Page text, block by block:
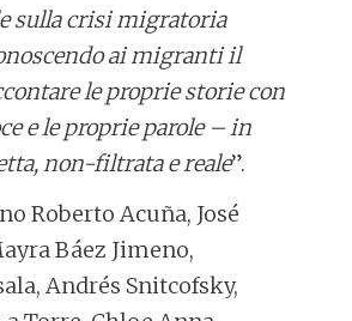
sulla crisi migratoria
ai migranti il
le proprie storie con
e le proprie parole – in
non-filtrata e reale”.
Roberto Acuña, José
Báez Jimeno,
Andrés Snitcofsky,